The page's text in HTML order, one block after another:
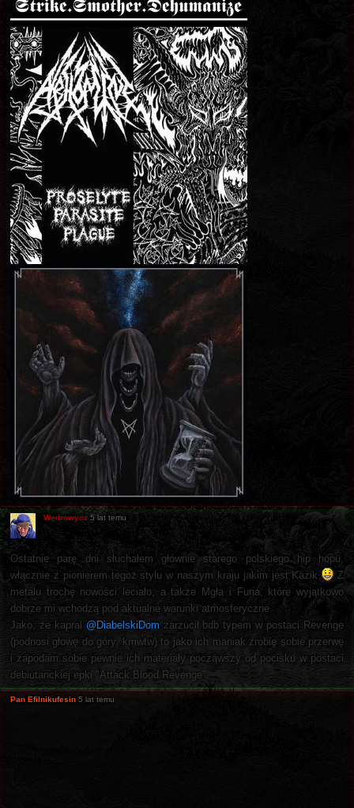
Wędrowycz 5 lat temu
Ostatnie parę dni słuchałem głównie starego polskiego hip hopu,
włącznie z pionierem tegoż stylu w naszym kraju jakim jest Kazik
Z
metalu trochę nowości leciało, a także Mgła i Furia, które wyjątkowo
dobrze mi wchodzą pod aktualne warunki atmosferyczne.
Jako, że kapral @DiabelskiDom zarzucił bdb typem w postaci Revenge
(podnosi głowę do góry, kmwtw) to jako ich maniak zrobię sobie przerwę
i zapodam sobie pewnie ich materiały począwszy od pocisku w postaci
debiutanckiej epki "Attack.Blood.Revenge".
Pan Efilnikufesin 5 lat temu